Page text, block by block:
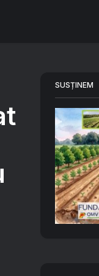
SUSȚINEM